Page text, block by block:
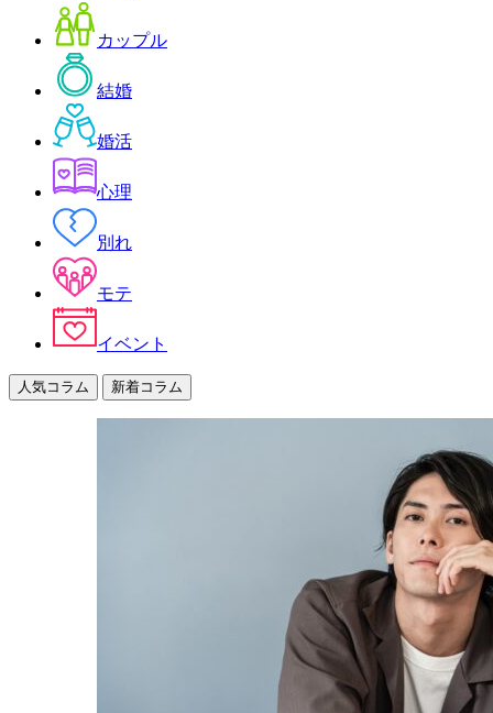
カップル
結婚
婚活
心理
別れ
モテ
イベント
人気コラム 新着コラム